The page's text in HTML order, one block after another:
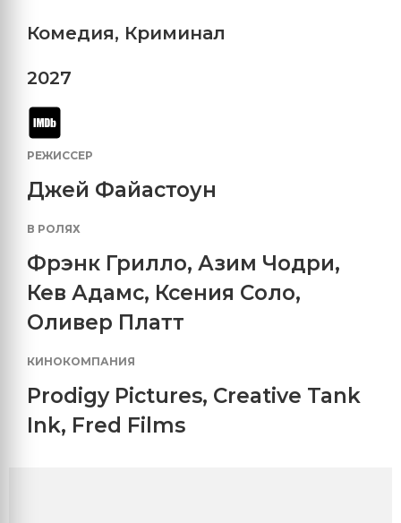
Комедия, Криминал
2027
РЕЖИССЕР
Джей Файастоун
В РОЛЯХ
Фрэнк Грилло, Азим Чодри,
Кев Адамс, Ксения Соло,
Оливер Платт
КИНОКОМПАНИЯ
Prodigy Pictures, Creative Tank
Ink, Fred Films